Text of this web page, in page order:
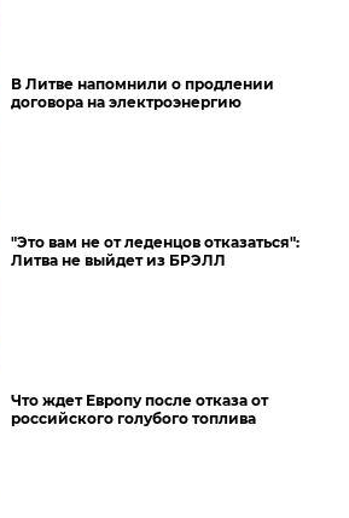
В Литве напомнили о продлении
договора на электроэнергию
"Это вам не от леденцов отказаться":
Литва не выйдет из БРЭЛЛ
Что ждет Европу после отказа от
российского голубого топлива